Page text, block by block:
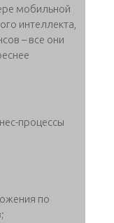
мобильной
интеллекта,
– все они
процессы
по